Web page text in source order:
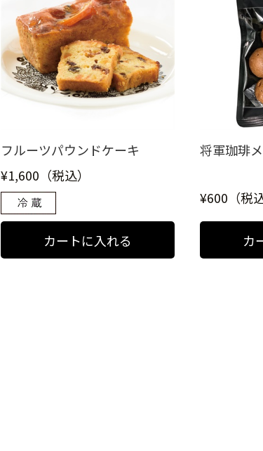
フルーツパウンドケーキ
¥1,600（税込）
将軍珈琲
¥600（税込